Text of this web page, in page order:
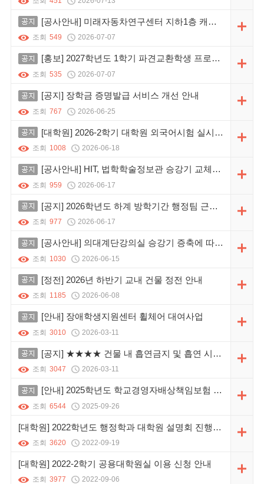
공지 [공사안내] 미래자동차연구센터 지하1층 캐노피 증축공사
조회 549 2026-07-07
공지 [홍보] 2027학년도 1학기 파견교환학생 프로그램 안내
조회 535 2026-07-07
공지 [공지] 장학금 증명발급 서비스 개선 안내
조회 767 2026-06-25
공지 [대학원] 2026-2학기 대학원 외국어시험 실시 및 면제서류 제출 안내
조회 1008 2026-06-18
공지 [공사안내] HIT, 법학학술정보관 승강기 교체공사(정정)
조회 959 2026-06-17
공지 [공지] 2026학년도 하계 방학기간 행정팀 근무시간 변경 안내
조회 977 2026-06-17
공지 [공사안내] 의대계단강의실 승강기 증축에 따른 공사 안내
조회 1030 2026-06-15
공지 [정전] 2026년 하반기 교내 건물 정전 안내
조회 1185 2026-06-08
공지 [안내] 장애학생지원센터 휠체어 대여사업
조회 3010 2026-03-11
공지 [공지] ★★★★ 건물 내 흡연금지 및 흡연 시 흡연장소 준수 ★★★★
조회 3047 2026-03-11
공지 [안내] 2025학년도 학교경영자배상책임보험 가입 내역 및 청구 절차 안내
조회 6544 2025-09-26
[대학원] 2022학년도 행정학과 대학원 설명회 진행 안내
조회 3620 2022-09-19
[대학원] 2022-2학기 공용대학원실 이용 신청 안내
조회 3977 2022-09-06